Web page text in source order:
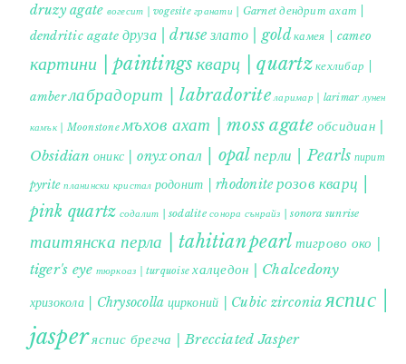
druzy agate вогесит | vogesite гранати | Garnet дендрит ахат |
dendritic agate друза | druse злато | gold камея | cameo
картини | paintings кварц | quartzкехлибар |
amberлабрадорит | labradorite ларимар | larimar лунен
камък | Moonstone мъхов ахат | moss agate обсидиан |
Obsidian оникс | onyxопал | opal перли | Pearls пирит |
pyrite планински кристал родонит | rhodonite розов кварц |
pink quartz содалит | sodalite сонора сънрайз | sonora sunrise
таитянска перла | tahitian pearl тигрово око |
tiger's eye тюркоаз | turquoise халцедон | Chalcedony
хризокола | Chrysocolla цирконий | Cubic zirconia яспис |
jasperяспис брегча | Brecciated Jasper